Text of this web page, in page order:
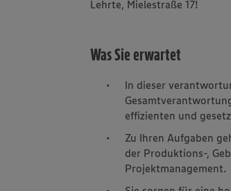
Lehrte, Mielestraße 17!
Was Sie erwartet
In dieser
effizienten und
Zu Ihren Aufgaben
der Produktions-,
Projektmanagement.